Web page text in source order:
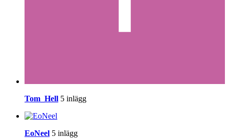
Tom_Hell 5 inlägg
EoNeel 5 inlägg